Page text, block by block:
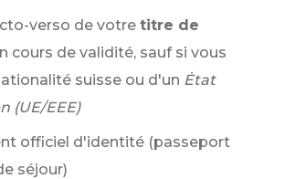
verso de votre titre de
cours de validité, sauf si vous
suisse ou d'un Ėtat
(UE/EEE)
officiel d'identité (passeport
séjour)